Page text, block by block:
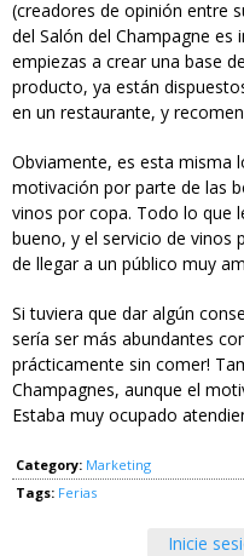
(creadores de opinión entre
del Salón del Champagne
empiezas a crear una base
producto, ya están
en un restaurante, y
Obviamente, es esta misma
motivación por parte de las
vinos por copa. Todo lo que
bueno, y el servicio de vinos
de llegar a un público muy
Si tuviera que dar algún
sería ser más abundantes
prácticamente sin comer!
Champagnes, aunque el
Estaba muy ocupado
Category: Marketing
Tags: Ferias
Inicie